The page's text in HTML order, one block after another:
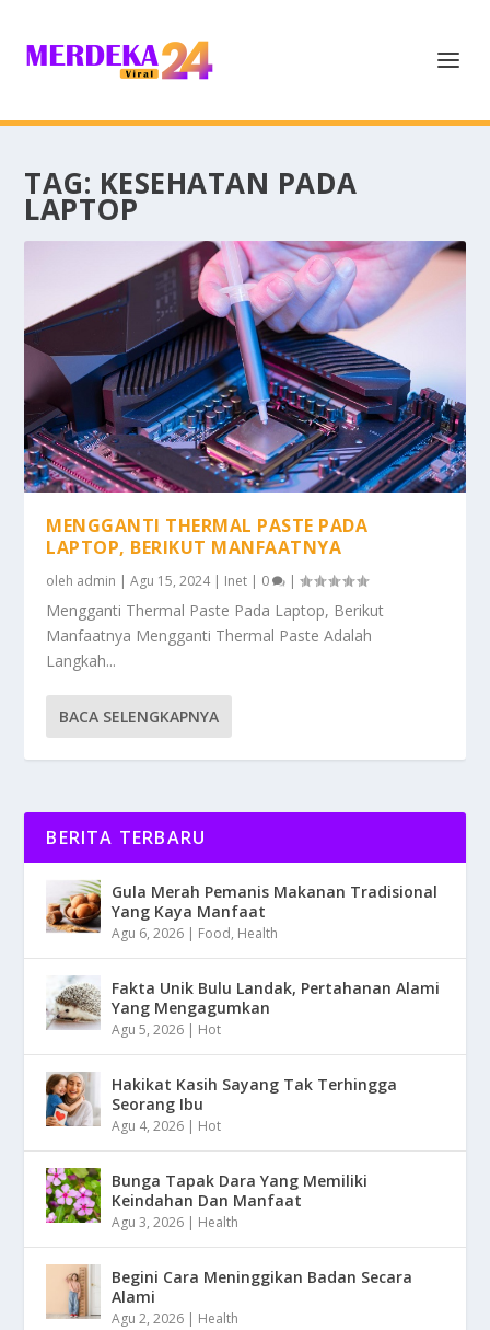
TAG: KESEHATAN PADA
LAPTOP
MENGGANTI THERMAL PASTE PADA
LAPTOP, BERIKUT MANFAATNYA
oleh admin |Agu 15, 2024| Inet | 0 |
Mengganti Thermal Paste Pada Laptop, Berikut
Manfaatnya Mengganti Thermal Paste Adalah
Langkah...
BACA SELENGKAPNYA
BERITA TERBARU
Gula Merah Pemanis Makanan Tradisional
Yang Kaya Manfaat
Agu 6, 2026 | Food, Health
Fakta Unik Bulu Landak, Pertahanan Alami
Yang Mengagumkan
Agu 5, 2026 | Hot
Hakikat Kasih Sayang Tak Terhingga
Seorang Ibu
Agu 4, 2026 | Hot
Bunga Tapak Dara Yang Memiliki
Keindahan Dan Manfaat
Agu 3, 2026 | Health
Begini Cara Meninggikan Badan Secara
Alami
Agu 2, 2026 | Health